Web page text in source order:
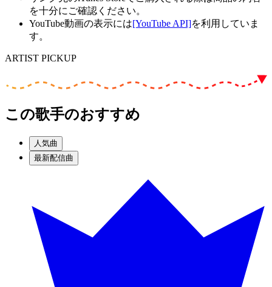
を十分にご確認ください。
YouTube動画の表示には[YouTube API]を利用していま
す。
ARTIST PICKUP
この歌手のおすすめ
人気曲
最新配信曲